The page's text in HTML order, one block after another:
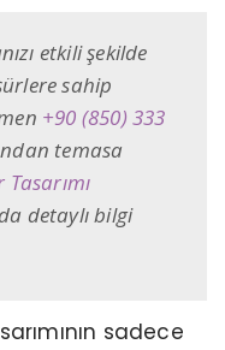
etkili şekilde
sahip
+90 (850) 333
temasa
detaylı bilgi
sadece